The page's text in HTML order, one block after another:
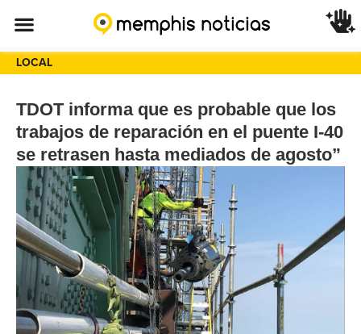
LOCAL
TDOT informa que es probable que los
trabajos de reparación en el puente I-40
se retrasen hasta mediados de agosto”